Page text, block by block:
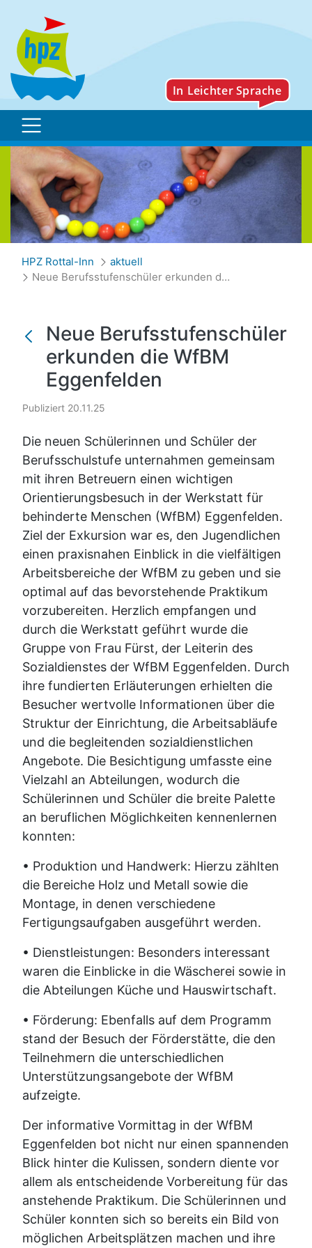
Neue
HPZ Rottal-Inn
aktuell
Neue Berufsstufenschüler erkunden die WfBM Eggenfelden
Neue Berufsstufenschüler
erkunden die WfBM
Eggenfelden
Publiziert 20.11.25
Die neuen Schülerinnen und Schüler der
Berufsschulstufe unternahmen gemeinsam
mit ihren Betreuern einen wichtigen
Orientierungsbesuch in der Werkstatt für
behinderte Menschen (WfBM) Eggenfelden.
Ziel der Exkursion war es, den Jugendlichen
einen praxisnahen Einblick in die vielfältigen
Arbeitsbereiche der WfBM zu geben und sie
optimal auf das bevorstehende Praktikum
vorzubereiten. Herzlich empfangen und
durch die Werkstatt geführt wurde die
Gruppe von Frau Fürst, der Leiterin des
Sozialdienstes der WfBM Eggenfelden. Durch
ihre fundierten Erläuterungen erhielten die
Besucher wertvolle Informationen über die
Struktur der Einrichtung, die Arbeitsabläufe
und die begleitenden sozialdienstlichen
Angebote. Die Besichtigung umfasste eine
Vielzahl an Abteilungen, wodurch die
Schülerinnen und Schüler die breite Palette
an beruflichen Möglichkeiten kennenlernen
konnten:
• Produktion und Handwerk: Hierzu zählten
die Bereiche Holz und Metall sowie die
Montage, in denen verschiedene
Fertigungsaufgaben ausgeführt werden.
• Dienstleistungen: Besonders interessant
waren die Einblicke in die Wäscherei sowie in
die Abteilungen Küche und Hauswirtschaft.
• Förderung: Ebenfalls auf dem Programm
stand der Besuch der Förderstätte, die den
Teilnehmern die unterschiedlichen
Unterstützungsangebote der WfBM
aufzeigte.
Der informative Vormittag in der WfBM
Eggenfelden bot nicht nur einen spannenden
Blick hinter die Kulissen, sondern diente vor
allem als entscheidende Vorbereitung für das
anstehende Praktikum. Die Schülerinnen und
Schüler konnten sich so bereits ein Bild von
möglichen Arbeitsplätzen machen und ihre